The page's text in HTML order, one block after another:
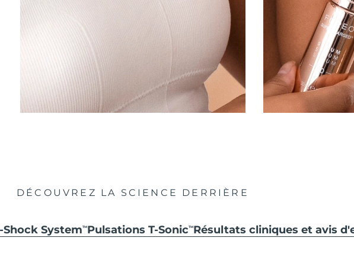
DÉCOUVREZ LA SCIENCE DERRIÈRE
SystemTMPulsations T-SonicTMRésultats cliniques et avis